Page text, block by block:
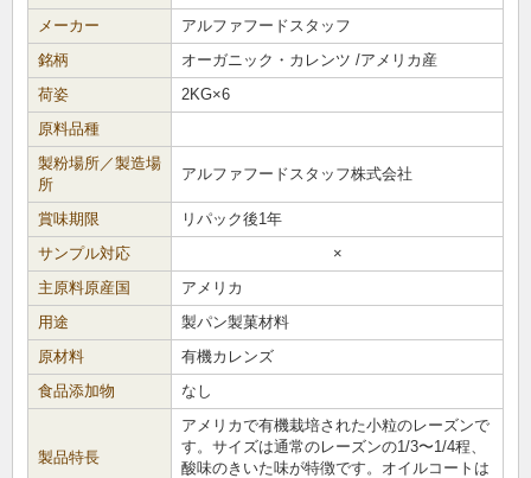
メーカー アルファフードスタッフ
銘柄 オーガニック・カレンツ /アメリカ産
荷姿 2KG×6
原料品種
製粉場所／製造場
所
アルファフードスタッフ株式会社
賞味期限 リパック後1年
サンプル対応 ×
主原料原産国 アメリカ
用途 製パン製菓材料
原材料 有機カレンズ
食品添加物 なし
製品特長
アメリカで有機栽培された小粒のレーズンで
す。サイズは通常のレーズンの1/3〜1/4程、
酸味のきいた味が特徴です。オイルコートは